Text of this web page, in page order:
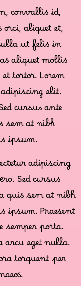
convallis id,
aliquet et,
ut felis in
aliquet mollis
tortor. Lorem
elit.
cursus ante
sem at nibh
ipsum.
adipiscing
Sed cursus
quis sem at nibh
ipsum. Praesent
semper porta.
arcu eget nulla.
torquent per